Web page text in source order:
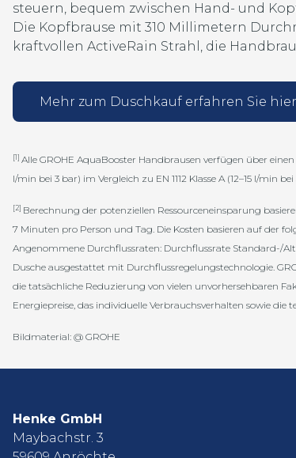
steuern, bequem zwischen Hand- und
Die Kopfbrause mit 310 Millimetern
kraftvollen ActiveRain Strahl, die
Mehr zum Duschkauf erfahren Sie hier
[1] Alle GROHE AquaBooster Handbrausen verfügen über
l/min bei 3 bar) im Vergleich zu EN 1112 Klasse A (12–15 l/min bei
[2] Berechnung der potenziellen Ressourceneinsparung
7 Minuten pro Person und Tag. Die Kosten basieren auf der
Angenommene Durchflussraten: Durchflussrate Standard-/
Dusche ausgestattet mit Durchflussregelungstechnologie.
die tatsächliche Reduzierung von vielen unvorhersehbaren
Energiepreise, das individuelle Verbrauchsverhalten sowie die
Bildmaterial: @ GROHE
Henke GmbH
Maybachstr. 3